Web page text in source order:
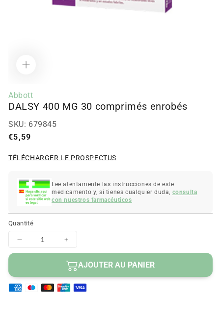
le
média
la
modale
Abbott
DALSY 400 MG 30 comprimés enrobés
SKU: 679845
Prix
€5,59
TÉLÉCHARGER LE PROSPECTUS
Lee atentamente las instrucciones de este
medicamento y, si tienes cualquier duda, consulta
con nuestros farmacéuticos
Quantité
Diminuer
la
pour
DALSY
400
Augmenter
la
quantité
pour
DALSY
400
AJOUTER AU PANIER